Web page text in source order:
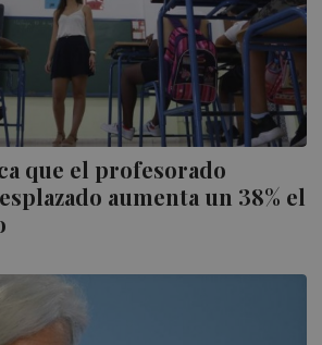
que el profesorado
aumenta un 38% el